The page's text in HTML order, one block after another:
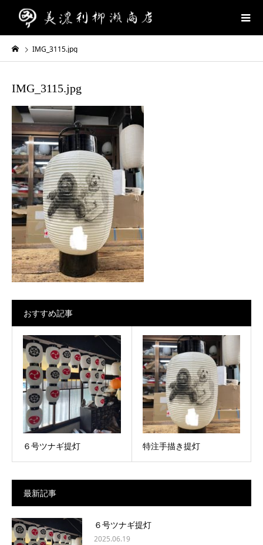
IMG_3115.jpg
IMG_3115.jpg
おすすめ記事
６号ツナギ提灯 特注手描き提灯
最新記事
６号ツナギ提灯
2025.06.19